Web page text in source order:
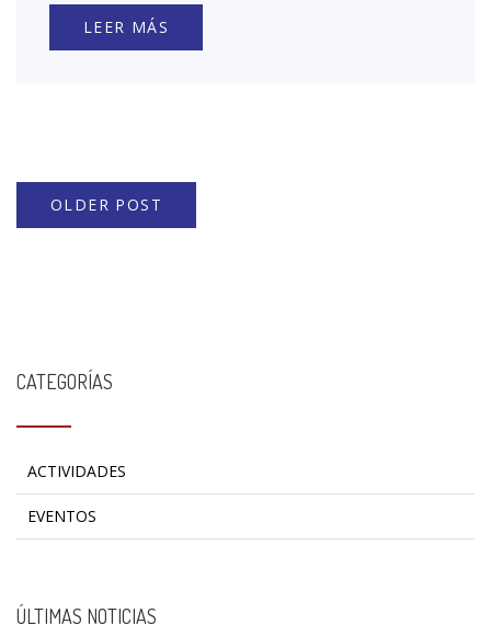
LEER MÁS
OLDER POST
CATEGORÍAS
ACTIVIDADES
EVENTOS
ÚLTIMAS NOTICIAS